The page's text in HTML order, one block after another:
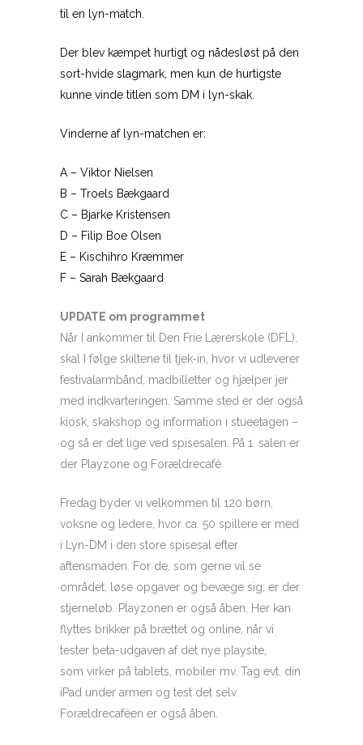
til en lyn-match.
Der blev kæmpet hurtigt og nådesløst på den
sort-hvide slagmark, men kun de hurtigste
kunne vinde titlen som DM i lyn-skak.
Vinderne af lyn-matchen er:
A – Viktor Nielsen
B – Troels Bækgaard
C – Bjarke Kristensen
D – Filip Boe Olsen
E – Kischihro Kræmmer
F – Sarah Bækgaard
UPDATE om programmet
Når I ankommer til Den Frie Lærerskole (DFL),
skal I følge skiltene til tjek-in, hvor vi udleverer
festivalarmbånd, madbilletter og hjælper jer
med indkvarteringen. Samme sted er der også
kiosk, skakshop og information i stueetagen –
og så er det lige ved spisesalen. På 1. salen er
der Playzone og Forældrecafé.
Fredag byder vi velkommen til 120 børn,
voksne og ledere, hvor ca. 50 spillere er med
i Lyn-DM i den store spisesal efter
aftensmaden. For de, som gerne vil se
området, løse opgaver og bevæge sig, er der
stjerneløb. Playzonen er også åben. Her kan
flyttes brikker på brættet og online, når vi
tester beta-udgaven af det nye playsite,
som virker på tablets, mobiler mv. Tag evt. din
iPad under armen og test det selv.
Forældrecaféen er også åben.